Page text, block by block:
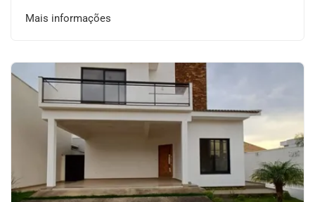
Mais informações